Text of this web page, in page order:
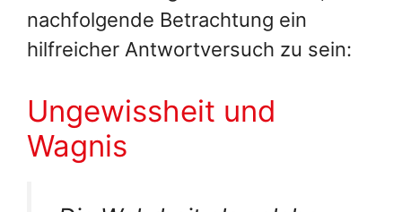
nachfolgende Betrachtung ein
hilfreicher Antwortversuch zu sein:
Ungewissheit und
Wagnis